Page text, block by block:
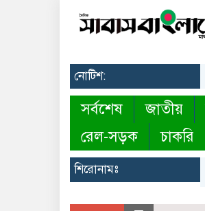
নোটিশ:
সর্বশেষ জাতীয়
রেল-সড়ক
চাকরি
শিরোনামঃ